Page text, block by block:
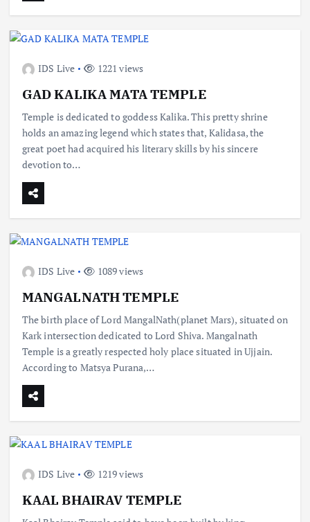
IDS Live 1221 views
GAD KALIKA MATA TEMPLE
Temple is dedicated to goddess Kalika. This pretty shrine
holds an amazing legend which states that, Kalidasa, the
great poet had acquired his literary skills by his sincere
devotion to…
IDS Live 1089 views
MANGALNATH TEMPLE
The birth place of Lord MangalNath(planet Mars), situated on
Kark intersection dedicated to Lord Shiva. Mangalnath
Temple is a greatly respected holy place situated in Ujjain.
According to Matsya Purana,…
IDS Live 1219 views
KAAL BHAIRAV TEMPLE